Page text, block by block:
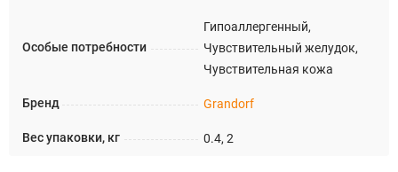
Особые потребности
Гипоаллергенный,
Чувствительный желудок,
Чувствительная кожа
Бренд Grandorf
Вес упаковки, кг 0.4, 2